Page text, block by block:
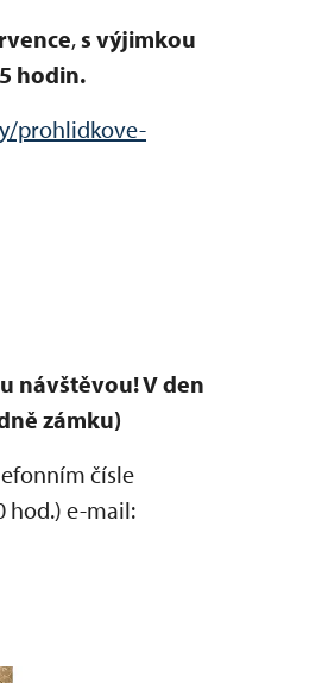
,s výjimkou
hodin.
prohlidkove-
návštěvou! V den
zámku)
čísle
hod.) e-mail: